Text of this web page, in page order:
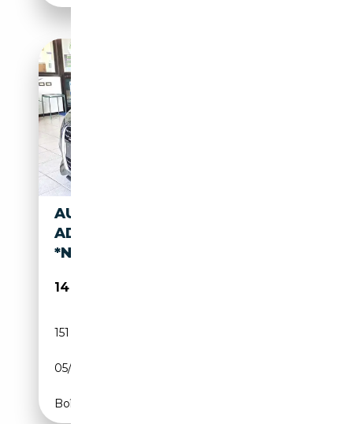
AUDI TT ROADSTER 2.0 TDI
ADVANCED PLUS QUATTRO
*NAVI*XENON
14 990€
151 000 km
05/2012
Boîte manuelle